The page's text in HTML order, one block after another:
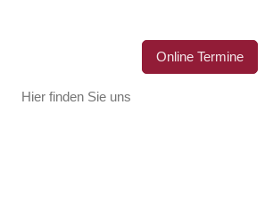
Online Termine
Hier finden Sie uns